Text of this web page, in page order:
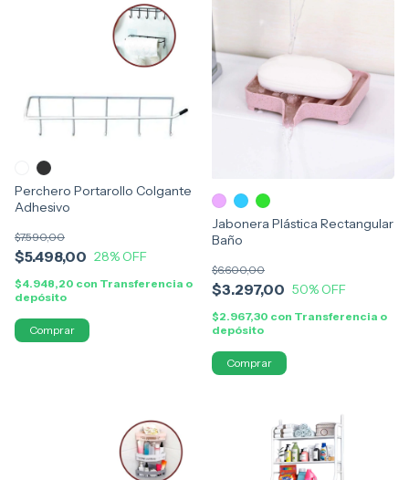
Perchero Portarollo Colgante
Adhesivo
$5.498,00
$7.590,00
28% OFF
$4.948,20 con Transferencia o
depósito
Comprar
Jabonera Plástica Rectangular
Baño
$3.297,00
$6.600,00
50% OFF
$2.967,30 con Transferencia o
depósito
Comprar